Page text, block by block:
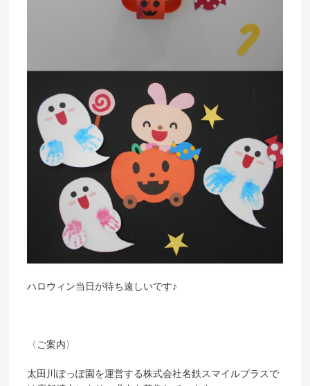
ハロウィン当日が待ち遠しいです♪
〈ご案内〉
太田川ぽっぽ園を運営する株式会社名鉄スマイルプラスで